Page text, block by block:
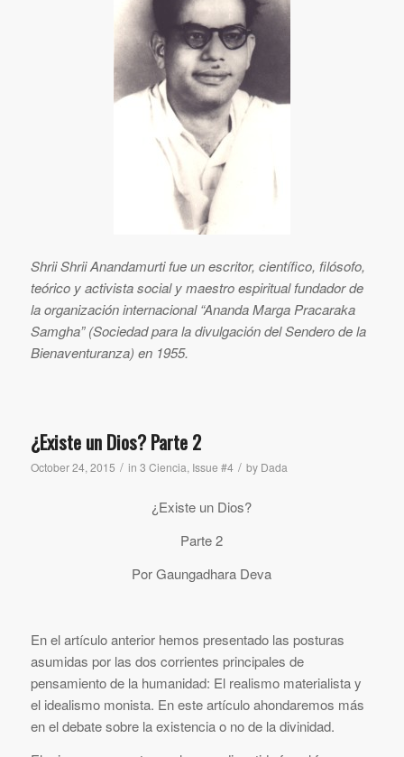
Shrii Shrii Anandamurti fue un escritor, científico, filósofo,
teórico y activista social y maestro espiritual fundador de
la organización internacional “Ananda Marga Pracaraka
Samgha” (Sociedad para la divulgación del Sendero de la
Bienaventuranza) en 1955.
¿Existe un Dios? Parte 2
October 24, 2015 / in 3 Ciencia, Issue #4 / by Dada
¿Existe un Dios?
Parte 2
Por Gaungadhara Deva
En el artículo anterior hemos presentado las posturas
asumidas por las dos corrientes principales de
pensamiento de la humanidad: El realismo materialista y
el idealismo monista. En este artículo ahondaremos más
en el debate sobre la existencia o no de la divinidad.